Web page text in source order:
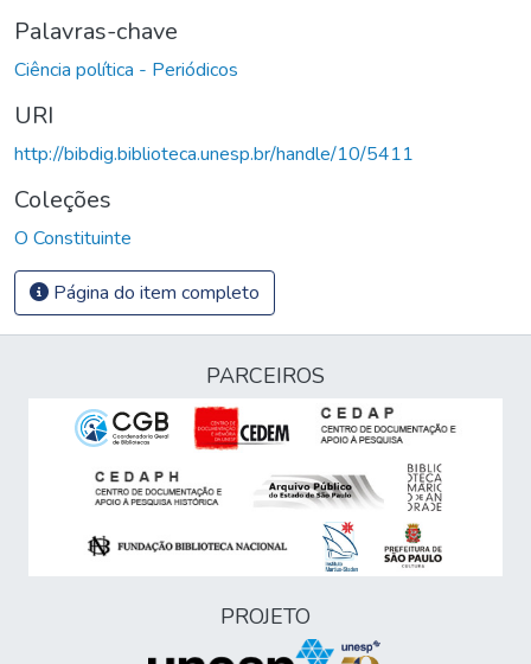
Palavras-chave
Ciência política - Periódicos
URI
http://bibdig.biblioteca.unesp.br/handle/10/5411
Coleções
O Constituinte
Página do item completo
PARCEIROS
PROJETO